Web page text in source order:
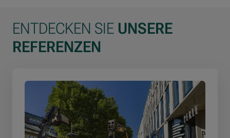
ENTDECKEN SIE UNSERE
REFERENZEN